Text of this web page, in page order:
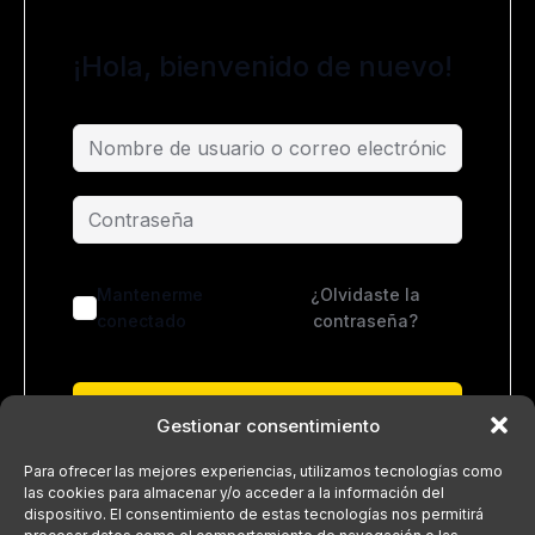
Gestionar consentimiento
Para ofrecer las mejores experiencias, utilizamos tecnologías como
las cookies para almacenar y/o acceder a la información del
dispositivo. El consentimiento de estas tecnologías nos permitirá
¡Hola, bienvenido de nuevo!
Mantenerme
conectado
¿Olvidaste la
contraseña?
¿No tienes una cuenta?Regístrate ahora